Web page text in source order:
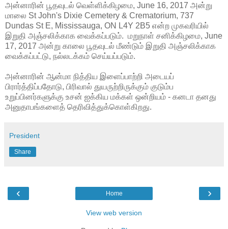
அன்னாரின் பூதவுடல் வெள்ளிக்கிழமை, June 16, 2017 அன்று
மாலை St John's Dixie Cemetery & Crematorium, 737
Dundas St E, Mississauga, ON L4Y 2B5 என்ற முகவரியில்
இறுதி அஞ்சலிக்காக வைக்கப்படும். மறுநாள் சனிக்கிழமை, June
17, 2017 அன்று காலை பூதவுடல் மீண்டும் இறுதி அஞ்சலிக்காக
வைக்கப்பட்டு, நல்லடக்கம் செய்யப்படும்.
அன்னாரின் ஆன்மா நித்திய இளைப்பாற்றி அடையப்
பிரார்த்திப்பதோடு, பிரிவால் துயருற்றிருக்கும் குடும்ப
உறுப்பினர்களுக்கு உசன் ஐக்கிய மக்கள் ஒன்றியம் - கனடா தனது
அனுதாபங்களைத் தெரிவித்துக்கொள்கிறது.
President
Share
‹ ›
Home
View web version